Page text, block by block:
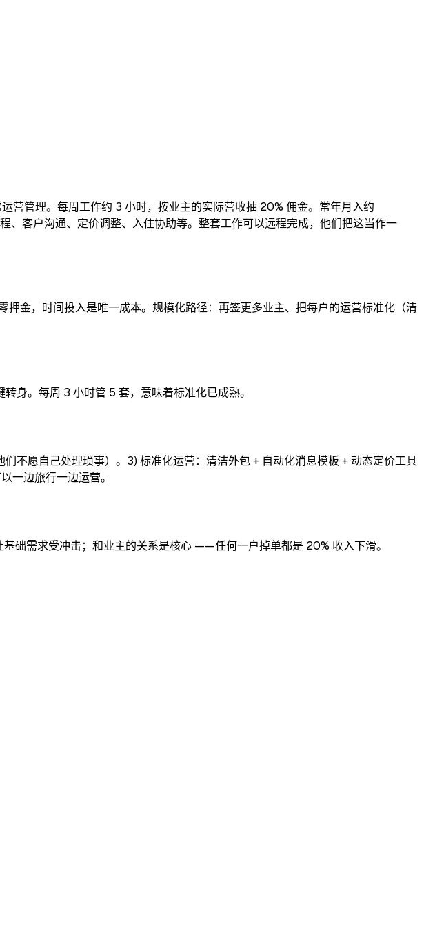
管理。每周工作约 3 小时，按业主的实际营收抽 20% 佣金。常年月入约
客户沟通、定价调整、入住协助等。整套工作可以远程完成，他们把这当作一
金，时间投入是唯一成本。规模化路径：再签更多业主、把每户的运营标准化（清
。每周 3 小时管 5 套，意味着标准化已成熟。
愿自己处理琐事）。3) 标准化运营：清洁外包 + 自动化消息模板 + 动态定价工具
边旅行一边运营。
础需求受冲击；和业主的关系是核心 ——任何一户掉单都是 20% 收入下滑。